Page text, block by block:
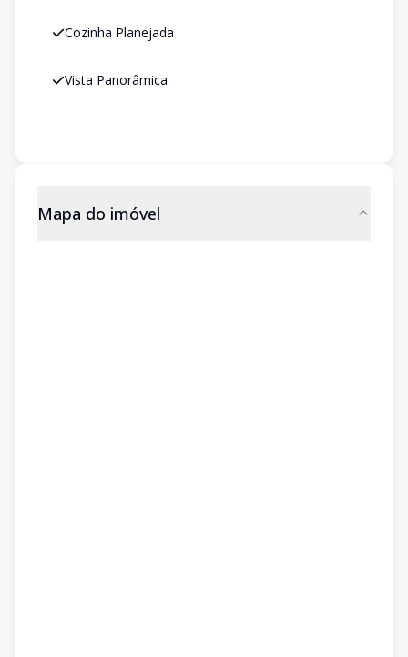
Cozinha Planejada
Vista Panorâmica
Mapa do imóvel